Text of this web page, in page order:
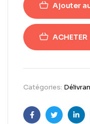
Ajouter
ACHETER
Catégories: